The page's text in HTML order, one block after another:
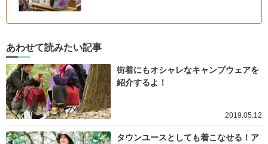
あわせて読みたい記事
街着にもオシャレなキャンプウェアを
紹介するよ！
2019.05.12
タウンユースとしても着こなせる！ア